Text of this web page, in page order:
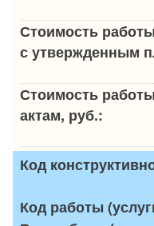
Стоимость
с утвержденным
Стоимость
актам, руб.:
Код
Код работы